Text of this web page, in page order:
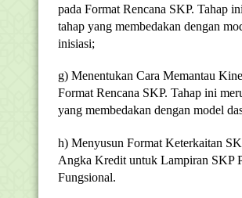
pada Format Rencana SKP. Tahap
tahap yang membedakan dengan
inisiasi;
g) Menentukan Cara Memantau
Format Rencana SKP. Tahap ini
yang membedakan dengan model
h) Menyusun Format Keterkaitan
Angka Kredit untuk Lampiran SKP
Fungsional.